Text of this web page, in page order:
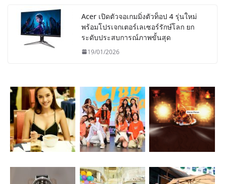
Acer เปิดตัวจอเกมมิ่งตัวท็อป 4 รุ่นใหม่
พร้อมโปรเจกเตอร์เลเซอร์รักษ์โลก ยก
ระดับประสบการณ์ภาพขั้นสุด
19/01/2026